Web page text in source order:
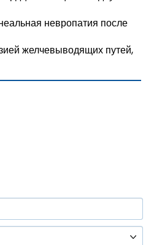
невропатия после
желчевыводящих путей,